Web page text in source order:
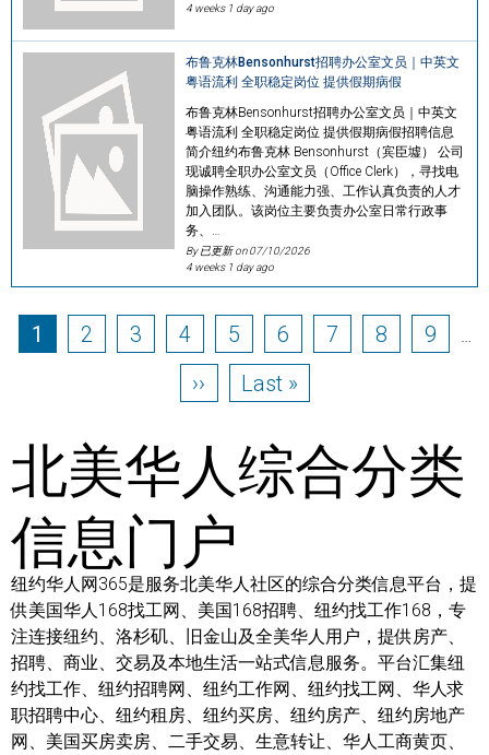
4 weeks 1 day ago
布鲁克林Bensonhurst招聘办公室文员｜中英文
粤语流利 全职稳定岗位 提供假期病假
布鲁克林Bensonhurst招聘办公室文员｜中英文
粤语流利 全职稳定岗位 提供假期病假招聘信息
简介纽约布鲁克林 Bensonhurst（宾臣墟） 公司
现诚聘全职办公室文员（Office Clerk），寻找电
脑操作熟练、沟通能力强、工作认真负责的人才
加入团队。该岗位主要负责办公室日常行政事
务、…
By 已更新 on07/10/2026
4 weeks 1 day ago
Pagination
Page
1 Page
2 Page
3 Page
4 Page
5 Page
6 Page
7 Page
8 Page
9
Next page
›› Last page
Last »
北美华人综合分类
信息门户
纽约华人网365是服务北美华人社区的综合分类信息平台，提
供美国华人168找工网、美国168招聘、纽约找工作168，专
注连接纽约、洛杉矶、旧金山及全美华人用户，提供房产、
招聘、商业、交易及本地生活一站式信息服务。平台汇集纽
约找工作、纽约招聘网、纽约工作网、纽约找工网、华人求
职招聘中心、纽约租房、纽约买房、纽约房产、纽约房地产
网、美国买房卖房、二手交易、生意转让、华人工商黄页、